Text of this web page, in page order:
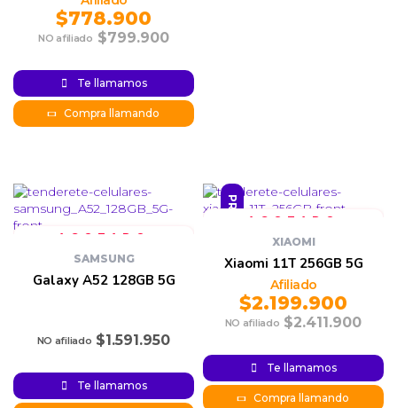
$799.900
Original
was:
$778.900
Current
price is:
Te llamamos
Compra llamando
SAMSUNG
Galaxy A52 128GB 5G
$1.591.950
Te llamamos
PROMO
XIAOMI
Xiaomi 11T 256GB 5G
$2.411.900
Original
price was:
$2.411.900.
$2.199.900
Current
price is:
$2.199.900.
Te llamamos
Compra llamando